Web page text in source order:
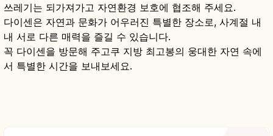
쓰레기는 되가져가고 자연환경 보호에 협조해 주세요.
다이센은 자연과 문화가 어우러진 특별한 장소로, 사계절 내
내 서로 다른 매력을 즐길 수 있습니다.
꼭 다이센을 방문해 주고쿠 지방 최고봉의 웅대한 자연 속에
서 특별한 시간을 보내보세요.